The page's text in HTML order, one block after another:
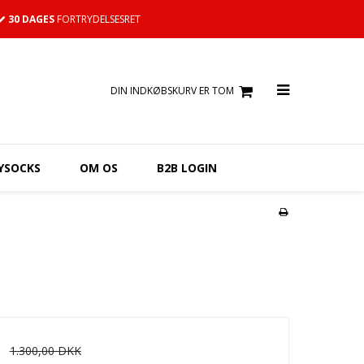
30 DAGESFORTRYDELSESRET
DIN INDKØBSKURV ER TOM
OM OS B2B LOGIN
1.300,00 DKK